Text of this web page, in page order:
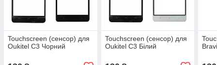
Touchscreen (сенсор) для
Oukitel C3 Чорний
Touchscreen (сенсор) для
Oukitel C3 Білий